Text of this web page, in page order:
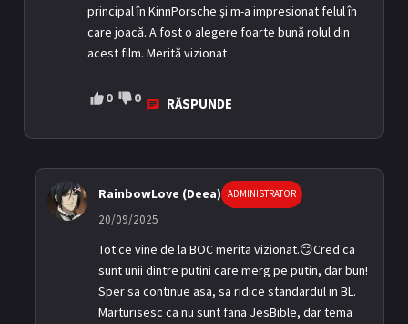
principal în KinnPorsche și m-a impresionat felul în
care joacă. A fost o alegere foarte bună rolul din
acest film. Merită vizionat
0 0 RĂSPUNDE
RainbowLove (Deea) ADMINISTRATOR
20/09/2025
Tot ce vine de la BOC merita vizionat.😏Cred ca
sunt unii dintre putini care merg pe putin, dar bun!
Sper sa continue asa, sa ridice standardul in BL.
Marturisesc ca nu sunt fana JesBible, dar tema